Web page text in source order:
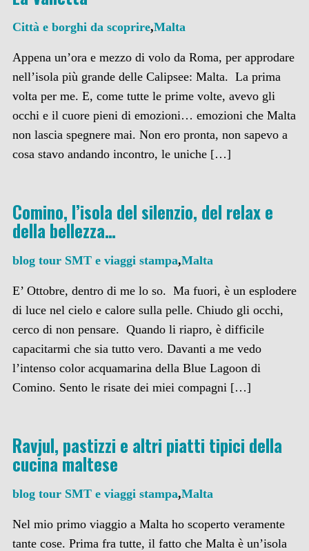
Città e borghi da scoprire,Malta
Appena un’ora e mezzo di volo da Roma, per approdare
nell’isola più grande delle Calipsee: Malta. La prima
volta per me. E, come tutte le prime volte, avevo gli
occhi e il cuore pieni di emozioni… emozioni che Malta
non lascia spegnere mai. Non ero pronta, non sapevo a
cosa stavo andando incontro, le uniche […]
Comino, l’isola del silenzio, del relax e
della bellezza…
blog tour SMT e viaggi stampa,Malta
E’ Ottobre, dentro di me lo so. Ma fuori, è un esplodere
di luce nel cielo e calore sulla pelle. Chiudo gli occhi,
cerco di non pensare. Quando li riapro, è difficile
capacitarmi che sia tutto vero. Davanti a me vedo
l’intenso color acquamarina della Blue Lagoon di
Comino. Sento le risate dei miei compagni […]
Ravjul, pastizzi e altri piatti tipici della
cucina maltese
blog tour SMT e viaggi stampa,Malta
Nel mio primo viaggio a Malta ho scoperto veramente
tante cose. Prima fra tutte, il fatto che Malta è un’isola